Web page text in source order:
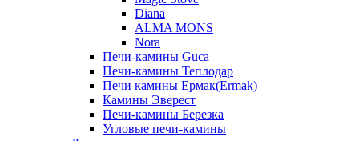
Diana
ALMA MONS
Nora
Печи-камины Guca
Печи-камины Теплодар
Печи камины Ермак(Ermak)
Камины Эверест
Печи-камины Березка
Угловые печи-камины